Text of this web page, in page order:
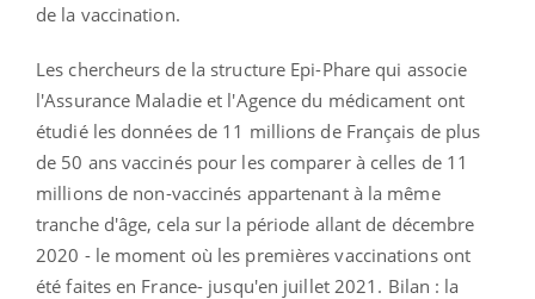
de la vaccination.
Les chercheurs de la structure Epi-Phare qui associe
l'Assurance Maladie et l'Agence du médicament ont
étudié les données de 11 millions de Français de plus
de 50 ans vaccinés pour les comparer à celles de 11
millions de non-vaccinés appartenant à la même
tranche d'âge, cela sur la période allant de décembre
2020 - le moment où les premières vaccinations ont
été faites en France- jusqu'en juillet 2021. Bilan : la